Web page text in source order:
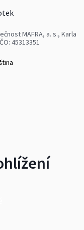
MAFRA, a. s., Karla
45313351